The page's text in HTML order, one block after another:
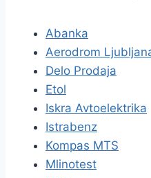
Abanka
Aerodrom
Delo Prodaja
Etol
Iskra Avtoelektrika
Istrabenz
Kompas MTS
Mlinotest